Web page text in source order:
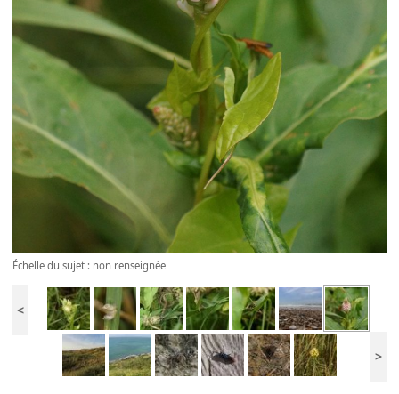
Échelle du sujet : non renseignée
<
>